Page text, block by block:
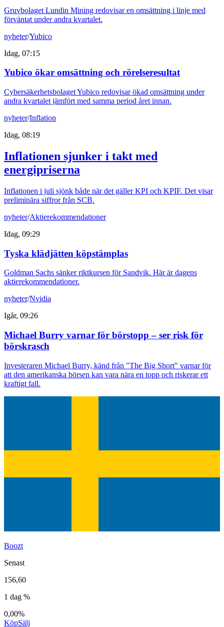
Gruvbolaget Lundin Mining redovisar en omsättning i linje med
förväntat under andra kvartalet.
nyheter/Yubico
Idag, 07:15
Yubico ökar omsättning och rörelseresultat
Cybersäkerhetsbolaget Yubico redovisar ökad omsättning under
andra kvartalet jämfört med samma period året innan.
nyheter/Inflation
Idag, 08:19
Inflationen sjunker i takt med
energipriserna
Inflationen i juli sjönk både när det gäller KPI och KPIF. Det visar
preliminära siffror från SCB.
nyheter/Aktierekommendationer
Idag, 09:29
Tyska klädjätten köpstämplas
Goldman Sachs sänker riktkursen för Sandvik. Här är dagens
aktierekommendationer.
nyheter/Nvidia
Igår, 09:26
Michael Burry varnar för börstopp – ser risk för
börskrasch
Investeraren Michael Burry, känd från "The Big Short" varnar för
att den amerikanska börsen kan vara nära en topp och riskerar ett
kraftigt fall.
Boozt
Senast
156,60
1 dag %
0,00%
KöpSälj